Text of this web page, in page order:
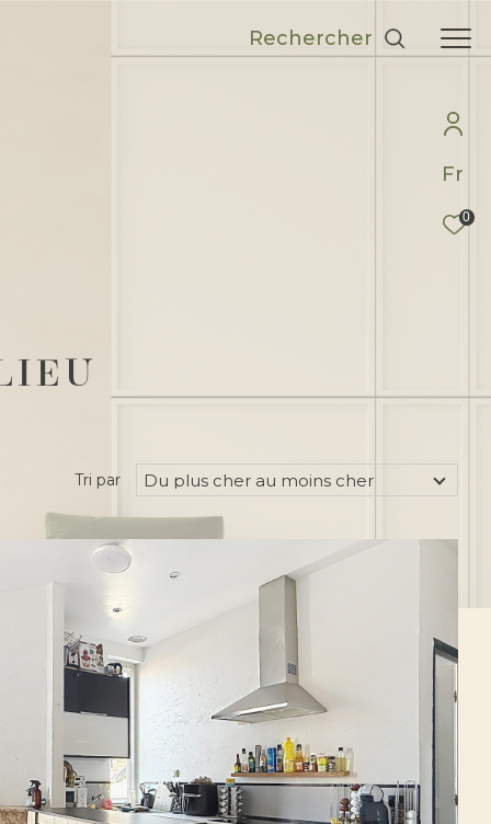
Fr
0
Rechercher
Tri par Du plus cher au moins cher